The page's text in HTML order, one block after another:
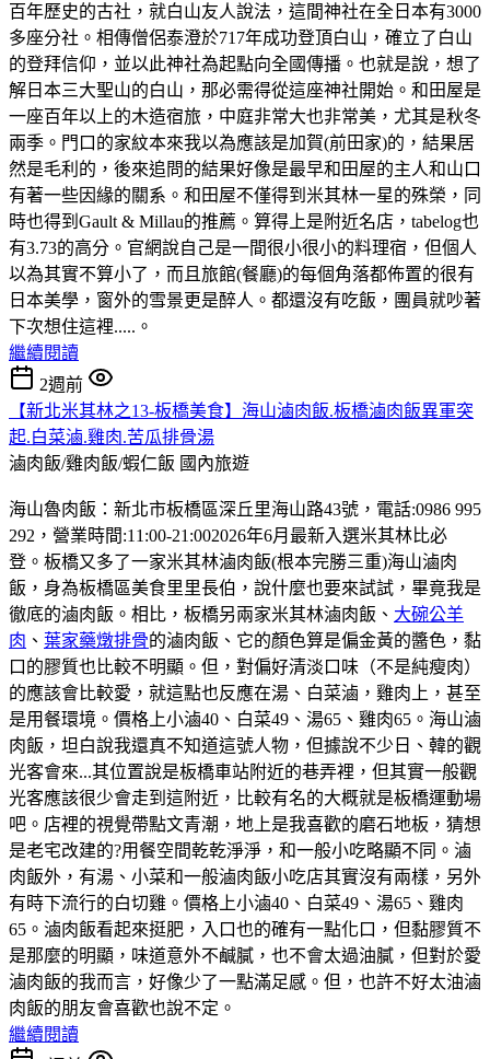
百年歷史的古社，就白山友人說法，這間神社在全日本有3000
多座分社。相傳僧侶泰澄於717年成功登頂白山，確立了白山
的登拜信仰，並以此神社為起點向全國傳播。也就是說，想了
解日本三大聖山的白山，那必需得從這座神社開始。和田屋是
一座百年以上的木造宿旅，中庭非常大也非常美，尤其是秋冬
兩季。門口的家紋本來我以為應該是加賀(前田家)的，結果居
然是毛利的，後來追問的結果好像是最早和田屋的主人和山口
有著一些因緣的關系。和田屋不僅得到米其林一星的殊榮，同
時也得到Gault & Millau的推薦。算得上是附近名店，tabelog也
有3.73的高分。官網說自己是一間很小很小的料理宿，但個人
以為其實不算小了，而且旅館(餐廳)的每個角落都佈置的很有
日本美學，窗外的雪景更是醉人。都還沒有吃飯，團員就吵著
下次想住這裡.....。
繼續閱讀
2週前
【新北米其林之13-板橋美食】海山滷肉飯.板橋滷肉飯異軍突
起.白菜滷.雞肉.苦瓜排骨湯
滷肉飯/雞肉飯/蝦仁飯 國內旅遊
海山魯肉飯：新北市板橋區深丘里海山路43號，電話:0986 995
292，營業時間:11:00-21:002026年6月最新入選米其林比必
登。板橋又多了一家米其林滷肉飯(根本完勝三重)海山滷肉
飯，身為板橋區美食里里長伯，說什麼也要來試試，畢竟我是
徹底的滷肉飯。相比，板橋另兩家米其林滷肉飯、 大碗公羊
肉 、 葉家藥燉排骨的滷肉飯、它的顏色算是偏金黃的醬色，黏
口的膠質也比較不明顯。但，對偏好清淡口味（不是純瘦肉）
的應該會比較愛，就這點也反應在湯、白菜滷，雞肉上，甚至
是用餐環境。價格上小滷40、白菜49、湯65、雞肉65。海山滷
肉飯，坦白說我還真不知道這號人物，但據說不少日、韓的觀
光客會來...其位置說是板橋車站附近的巷弄裡，但其實一般觀
光客應該很少會走到這附近，比較有名的大概就是板橋運動場
吧。店裡的視覺帶點文青潮，地上是我喜歡的磨石地板，猜想
是老宅改建的?用餐空間乾乾淨淨，和一般小吃略顯不同。滷
肉飯外，有湯、小菜和一般滷肉飯小吃店其實沒有兩樣，另外
有時下流行的白切雞。價格上小滷40、白菜49、湯65、雞肉
65。滷肉飯看起來挺肥，入口也的確有一點化口，但黏膠質不
是那麼的明顯，味道意外不鹹膩，也不會太過油膩，但對於愛
滷肉飯的我而言，好像少了一點滿足感。但，也許不好太油滷
肉飯的朋友會喜歡也說不定。
繼續閱讀